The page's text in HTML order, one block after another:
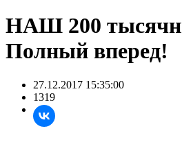
НАШ 200
Полный вперед!
27.12.2017 15:35:00
1319